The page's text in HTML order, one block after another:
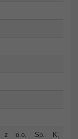
z o.o. Sp. K,